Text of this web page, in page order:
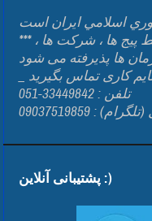
اسلامي ايران است
*** کلیه سفارشات همکاری توسط پیج ها ، شرکت ها ،
تلفن : 33449842-051
: 09037519859
پشتیبانی آنلاین :)